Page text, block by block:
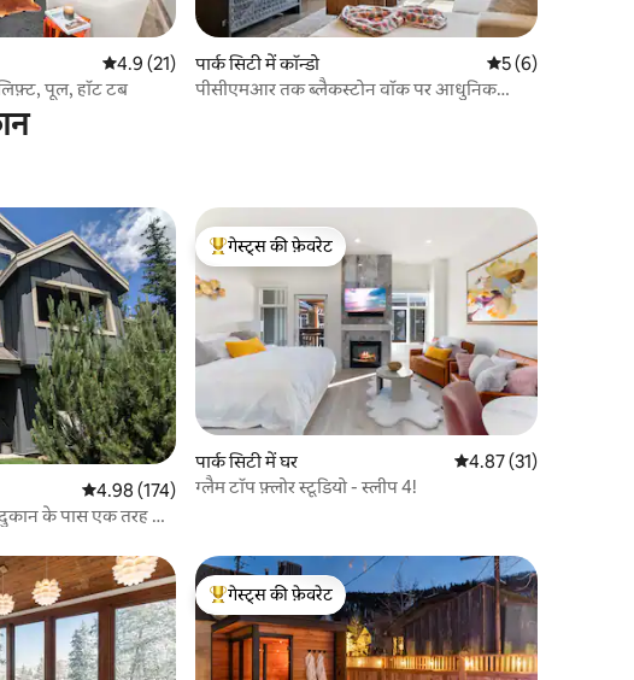
औसत रेटिंग 5 में से 4.9, 21 समीक्षाएँ
4.9 (21)
पूल, हॉट टब
पार्क सिटी में कॉन्डो औसत रेटिंग 5 में से 5,
5 (6)
पीसीएमआर तक ब्लैकस्टोन वॉक पर आधुनिक
औसत रेटिंग 5 में से 4.98, 174 समीक्षाएँ
4.98 (174)
के पास एक तरह का
गेस्ट्स का टॉप फ़ेवरेट
गेस्ट्स की फ़ेवरेट
पार्क सिटी में घर औसत रेटिंग 5 में से 4.87,
4.87 (31)
ग्लैम टॉप फ़्लोर स्टूडियो - स्लीप 4!
गेस्ट्स का टॉप फ़ेवरेट
गेस्ट्स की फ़ेवरेट